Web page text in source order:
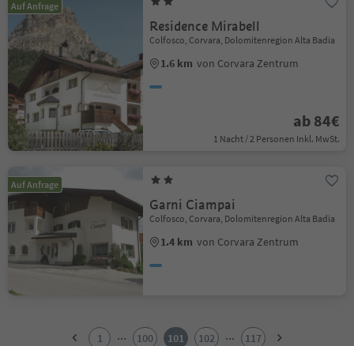
Auf Anfrage
Residence Mirabell
Colfosco, Corvara, Dolomitenregion Alta Badia
1.6 km von Corvara Zentrum
ab 84€
1 Nacht / 2 Personen Inkl. MwSt.
Auf Anfrage
Garni Ciampai
Colfosco, Corvara, Dolomitenregion Alta Badia
1.4 km von Corvara Zentrum
1 ... 100 101 102 ...
117